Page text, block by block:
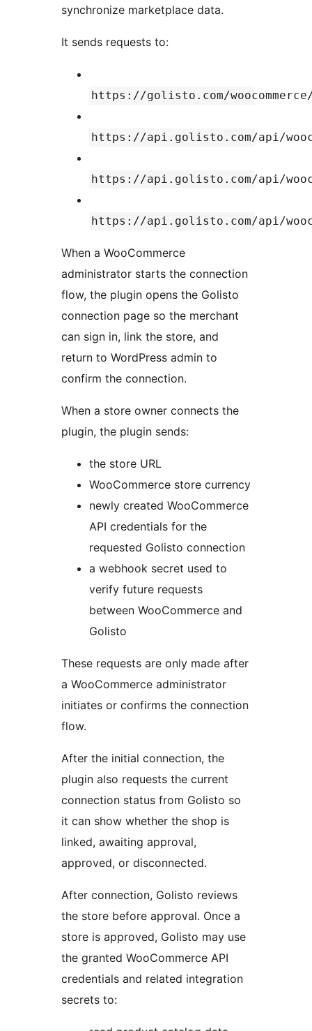
synchronize marketplace data.
It sends requests to:
https://golisto.com/
https://api.golisto.com/api/
https://api.golisto.com/api/
https://api.golisto.com/api/
When a WooCommerce
administrator starts the connection
flow, the plugin opens the Golisto
connection page so the merchant
can sign in, link the store, and
return to WordPress admin to
confirm the connection.
When a store owner connects the
plugin, the plugin sends:
the store URL
WooCommerce store currency
newly created WooCommerce
API credentials for the
requested Golisto connection
a webhook secret used to
verify future requests
between WooCommerce and
Golisto
These requests are only made after
a WooCommerce administrator
initiates or confirms the connection
flow.
After the initial connection, the
plugin also requests the current
connection status from Golisto so
it can show whether the shop is
linked, awaiting approval,
approved, or disconnected.
After connection, Golisto reviews
the store before approval. Once a
store is approved, Golisto may use
the granted WooCommerce API
credentials and related integration
secrets to: